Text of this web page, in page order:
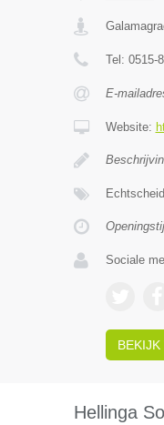
Tel: 0515-
E-
Website:
Sociale
BEKIJK
Hellinga